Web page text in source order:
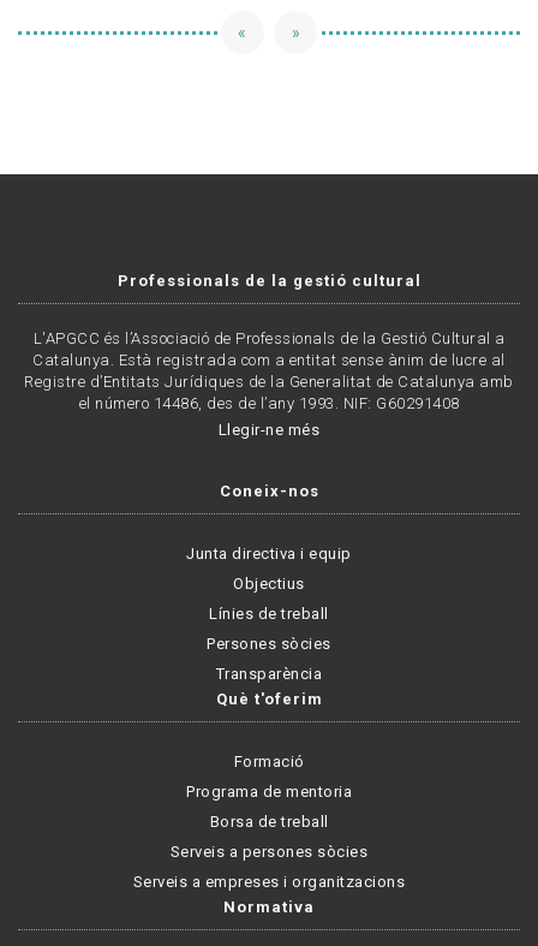
« »
Professionals de la gestió cultural
L'APGCC és l’Associació de Professionals de la Gestió Cultural a
Catalunya. Està registrada com a entitat sense ànim de lucre al
Registre d’Entitats Jurídiques de la Generalitat de Catalunya amb
el número 14486, des de l’any 1993. NIF: G60291408
Llegir-ne més
Coneix-nos
Junta directiva i equip
Objectius
Línies de treball
Persones sòcies
Transparència
Què t'oferim
Formació
Programa de mentoria
Borsa de treball
Serveis a persones sòcies
Serveis a empreses i organitzacions
Normativa